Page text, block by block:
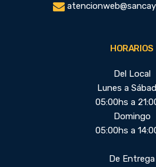
HORARIOS
Del Local
Lunes a
05:00hs a
Domingo
05:00hs a
De Entrega